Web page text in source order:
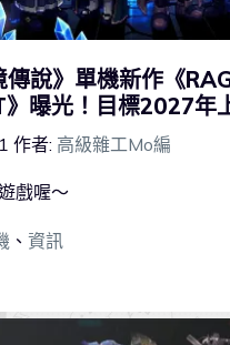
傳說》單機新作《
》曝光！目標2027年
作者: 高級雜工Mo編
戲喔～
、 資訊